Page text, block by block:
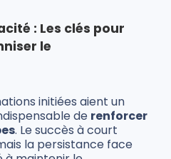
: Les clés pour
le
initiées aient un
de renforcer
. Le succès à court
la persistance face